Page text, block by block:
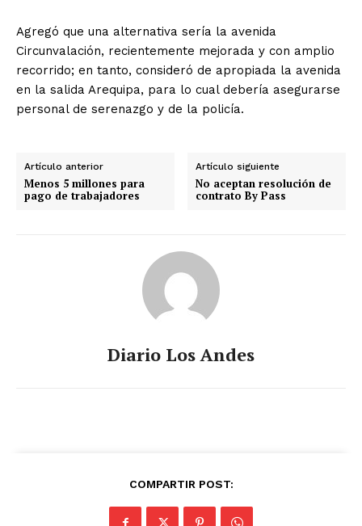
Agregó que una alternativa sería la avenida
Circunvalación, recientemente mejorada y con amplio
recorrido; en tanto, consideró de apropiada la avenida
en la salida Arequipa, para lo cual debería asegurarse
personal de serenazgo y de la policía.
Artículo anterior
Menos 5 millones para
pago de trabajadores
Artículo siguiente
No aceptan resolución de
contrato By Pass
Diario Los Andes
COMPARTIR POST: